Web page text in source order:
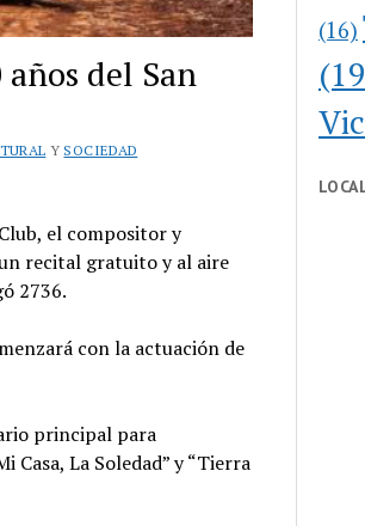
del San
Y SOCIEDAD
el compositor y
recital gratuito y al aire
2736.
con la actuación de
principal para
La Soledad” y “Tierra
(16)